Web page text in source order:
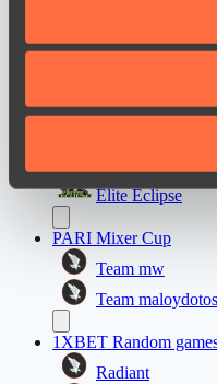
Elite Eclipse
PARI Mixer Cup
Team mw
Team maloydotos
1XBET Random
Radiant